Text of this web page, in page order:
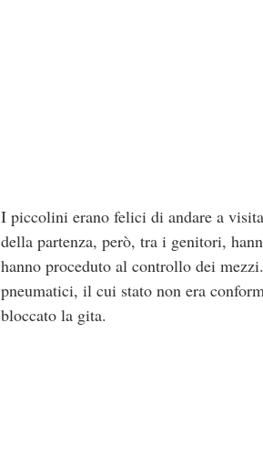
I piccolini erano felici di andare a
della partenza, però, tra i genitori,
hanno proceduto al controllo dei
pneumatici, il cui stato non era
bloccato la gita.